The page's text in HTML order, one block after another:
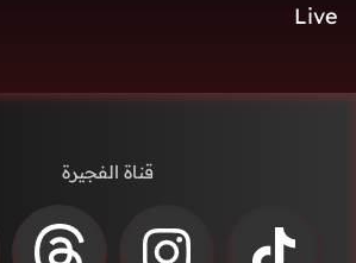
Live
قناة الفجيرة